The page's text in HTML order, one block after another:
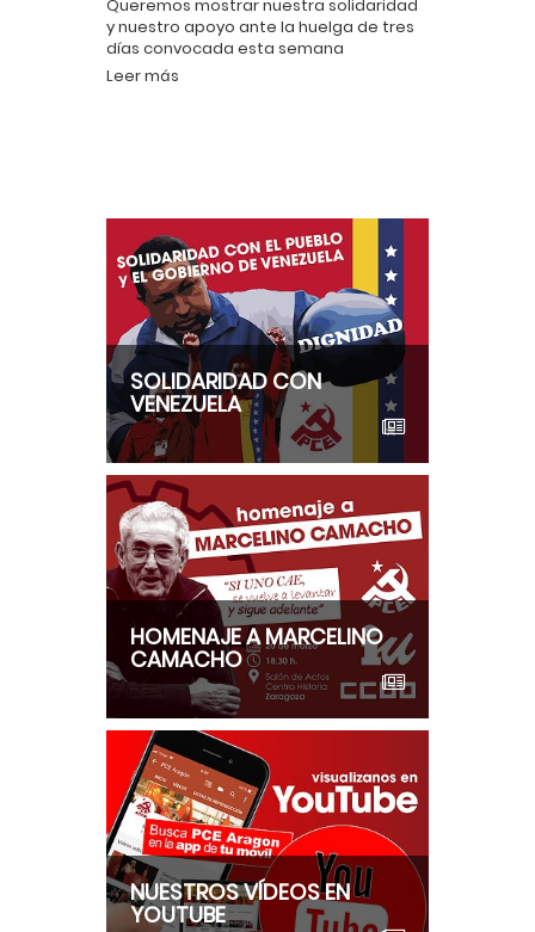
Queremos mostrar nuestra solidaridad
y nuestro apoyo ante la huelga de tres
días convocada esta semana
Leer más
SOLIDARIDAD CON
VENEZUELA
HOMENAJE A MARCELINO
CAMACHO
NUESTROS VÍDEOS EN
YOUTUBE